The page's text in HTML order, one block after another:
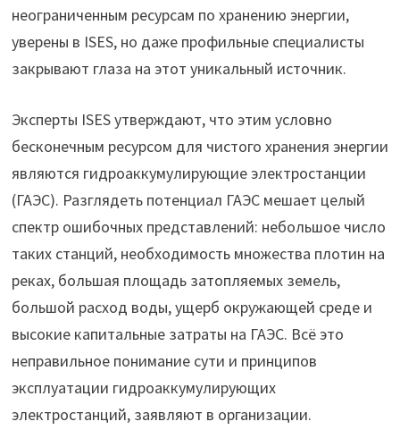
неограниченным ресурсам по хранению энергии,
уверены в ISES, но даже профильные специалисты
закрывают глаза на этот уникальный источник.
Эксперты ISES утверждают, что этим условно
бесконечным ресурсом для чистого хранения энергии
являются гидроаккумулирующие электростанции
(ГАЭС). Разглядеть потенциал ГАЭС мешает целый
спектр ошибочных представлений: небольшое число
таких станций, необходимость множества плотин на
реках, большая площадь затопляемых земель,
большой расход воды, ущерб окружающей среде и
высокие капитальные затраты на ГАЭС. Всё это
неправильное понимание сути и принципов
эксплуатации гидроаккумулирующих
электростанций, заявляют в организации.